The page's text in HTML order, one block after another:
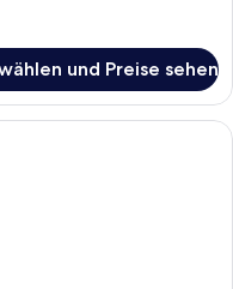
und Preise sehen
mit einem großen